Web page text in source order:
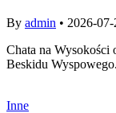
By admin • 2026-07-
Chata na
Beskidu
Inne